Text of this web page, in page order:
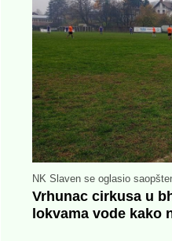
NK Slaven se oglasio
Vrhunac cirkusa u
lokvama vode kako